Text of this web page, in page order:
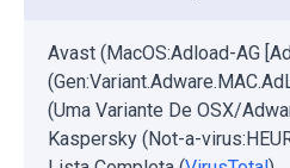
Avast (MacOS:Adload-AG
(Uma Variante De OSX/
Kaspersky (Not-a-